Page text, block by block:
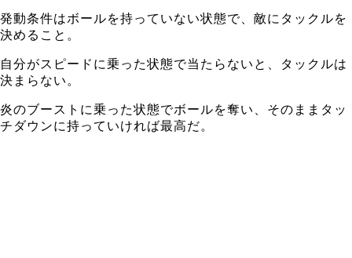
発動条件はボールを持っていない状態で、敵にタックルを
決めること。
自分がスピードに乗った状態で当たらないと、タックルは
決まらない。
炎のブーストに乗った状態でボールを奪い、そのままタッ
チダウンに持っていければ最高だ。